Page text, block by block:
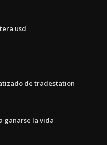
usd
de tradestation
ganarse la vida